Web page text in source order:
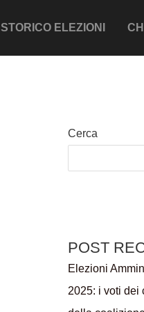
STORICO ELEZIONI
Cerca
POST
Elezioni
2025: i voti dei